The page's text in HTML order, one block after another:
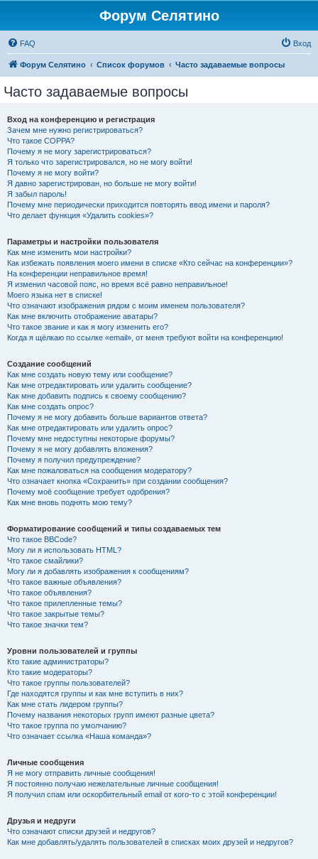
Форум Селятино
FAQ Вход
Форум Селятино Список форумов Часто задаваемые вопросы
Часто задаваемые вопросы
Вход на конференцию и регистрация
Зачем мне нужно регистрироваться?
Что такое COPPA?
Почему я не могу зарегистрироваться?
Я только что зарегистрировался, но не могу войти!
Почему я не могу войти?
Я давно зарегистрирован, но больше не могу войти!
Я забыл пароль!
Почему мне периодически приходится повторять ввод имени и пароля?
Что делает функция «Удалить cookies»?
Параметры и настройки пользователя
Как мне изменить мои настройки?
Как избежать появления моего имени в списке «Кто сейчас на конференции»?
На конференции неправильное время!
Я изменил часовой пояс, но время всё равно неправильное!
Моего языка нет в списке!
Что означают изображения рядом с моим именем пользователя?
Как мне включить отображение аватары?
Что такое звание и как я могу изменить его?
Когда я щёлкаю по ссылке «email», от меня требуют войти на конференцию!
Создание сообщений
Как мне создать новую тему или сообщение?
Как мне отредактировать или удалить сообщение?
Как мне добавить подпись к своему сообщению?
Как мне создать опрос?
Почему я не могу добавить больше вариантов ответа?
Как мне отредактировать или удалить опрос?
Почему мне недоступны некоторые форумы?
Почему я не могу добавлять вложения?
Почему я получил предупреждение?
Как мне пожаловаться на сообщения модератору?
Что означает кнопка «Сохранить» при создании сообщения?
Почему моё сообщение требует одобрения?
Как мне вновь поднять мою тему?
Форматирование сообщений и типы создаваемых тем
Что такое BBCode?
Могу ли я использовать HTML?
Что такое смайлики?
Могу ли я добавлять изображения к сообщениям?
Что такое важные объявления?
Что такое объявления?
Что такое прилепленные темы?
Что такое закрытые темы?
Что такое значки тем?
Уровни пользователей и группы
Кто такие администраторы?
Кто такие модераторы?
Что такое группы пользователей?
Где находятся группы и как мне вступить в них?
Как мне стать лидером группы?
Почему названия некоторых групп имеют разные цвета?
Что такое группа по умолчанию?
Что означает ссылка «Наша команда»?
Личные сообщения
Я не могу отправить личные сообщения!
Я постоянно получаю нежелательные личные сообщения!
Я получил спам или оскорбительный email от кого-то с этой конференции!
Друзья и недруги
Что означают списки друзей и недругов?
Как мне добавлять/удалять пользователей в списках моих друзей и недругов?